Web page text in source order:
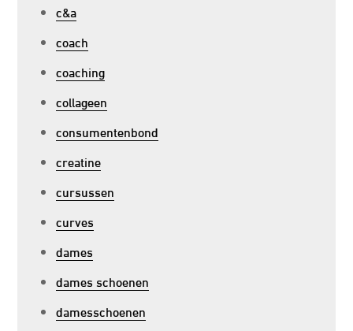
c&a
coach
coaching
collageen
consumentenbond
creatine
cursussen
curves
dames
dames schoenen
damesschoenen